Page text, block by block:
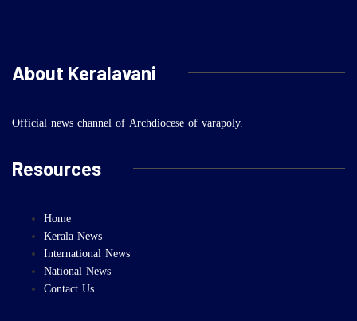
About Keralavani
Official news channel of Archdiocese of varapoly.
Resources
Home
Kerala News
International News
National News
Contact Us